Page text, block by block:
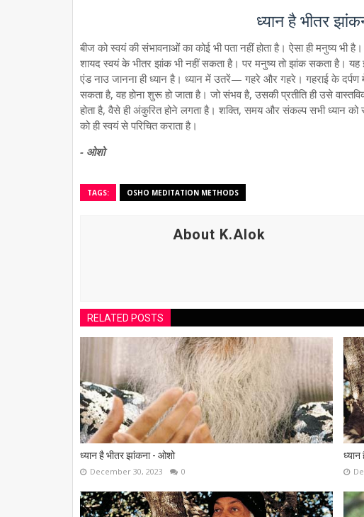
ध्यान है भीतर
बीज को स्वयं की संभावनाओं का कोई भी पता नहीं होता है। ऐसा ही मनुष्य भी
शायद स्वयं के भीतर झांक भी नहीं सकता है। पर मनुष्य तो झांक सकता है। यह
एंड नाउ जानना ही ध्यान है। ध्यान में उतरें— गहरे और गहरे। गहराई के
सकता है, वह होना शुरू हो जाता है। जो संभव है, उसकी प्रतीति ही उसे
होता है, वैसे ही अंकुरित होने लगता है। शक्ति, समय और संकल्प सभी ध्यान को
को ही स्वयं से परिचित कराता है।
- ओशो
TAGS: OSHO MEDITATION METHODS
About K.Alok
RELATED POSTS
ध्यान है भीतर झांकना - ओशो
December 30, 2023 0